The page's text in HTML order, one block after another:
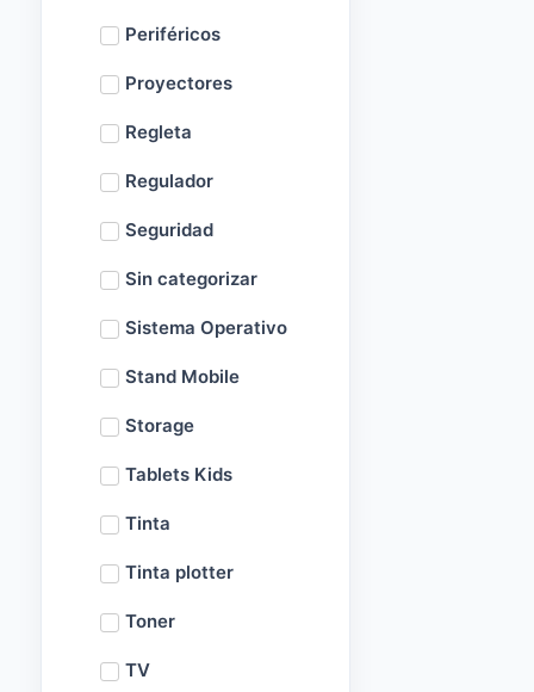
Periféricos
Proyectores
Regleta
Regulador
Seguridad
Sin categorizar
Sistema Operativo
Stand Mobile
Storage
Tablets Kids
Tinta
Tinta plotter
Toner
TV